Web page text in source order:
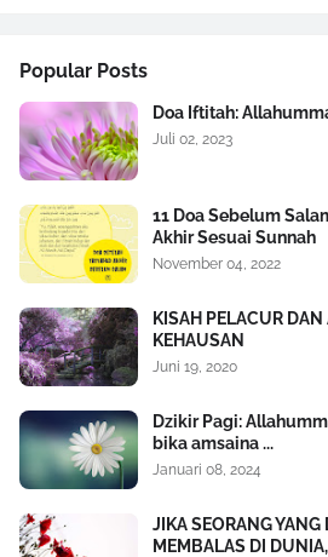
Popular Posts
Doa Iftitah:
Juli 02, 2023
11 Doa Sebelum
Akhir Sesuai Sunnah
November 04, 2022
KISAH PELACUR
KEHAUSAN
Juni 19, 2020
Dzikir Pagi:
bika amsaina ...
Januari 08, 2024
JIKA SEORANG
MEMBALAS DI